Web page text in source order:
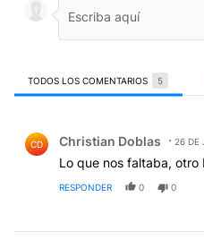
TODOS LOS COMENTARIOS 5
CD Christian Doblas 26 DE
Lo que nos faltaba, otro
RESPONDER 0 0